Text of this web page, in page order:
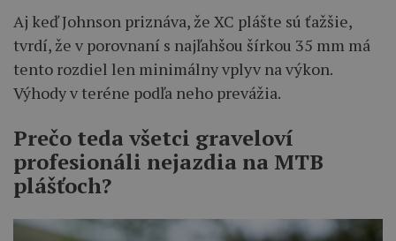
Aj keď Johnson priznáva, že XC plášte sú ťažšie,
tvrdí, že v porovnaní s najľahšou šírkou 35 mm má
tento rozdiel len minimálny vplyv na výkon.
Výhody v teréne podľa neho prevážia.
Prečo teda všetci graveloví
profesionáli nejazdia na MTB
plášťoch?